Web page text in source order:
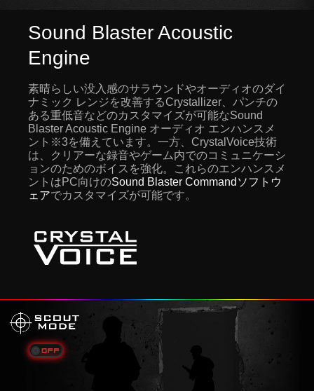
Sound Blaster Acoustic
Engine
素晴らしい没入感のサラウンドやオーディオのダイ
ナミック レンジを改善するCrystallizer、パンチの
ある重低音などのカスタマイズが可能なSound
Blaster Acoustic Engine オーディオ エンハンスメ
ント※3を備えています。一方、CrystalVoice技術
は、クリアーな録音やゲーム内でのコミュニケーシ
ョンのためのボイスを強化。これらのエンハンスメ
ントはPC向けのSound Blaster Commandソフトウ
ェアでカスタマイズが可能です。